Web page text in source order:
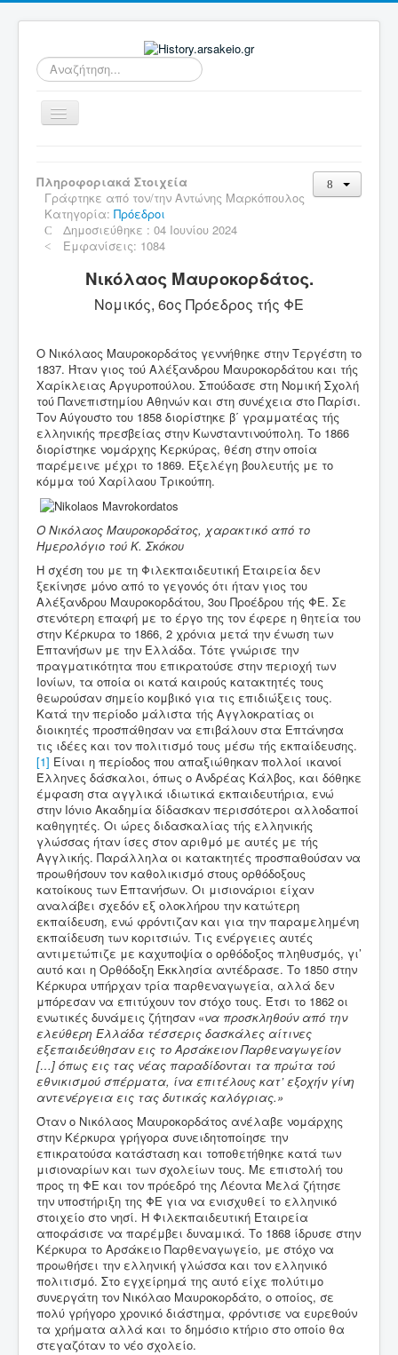
Αναζήτηση...
Εναλλαγή
πλοήγησης
Ιδρυτές - Μέλη
Ευεργέτες
Επικοινωνία Αρσάκη με Φ.Ε.
Ιστορικοί σταθμοί
Σχολεία της Φ.Ε.
Πρόεδροι της Φ.Ε.
Εκπαίδευση στη Φ.Ε.
Αρσακειάδες
Φ.Ε. και 1821
Ιστορικοί χάρτες
Ο Τύπος της εποχής
Εύθυμα & Σοβαρά
arsakeio.gr
Πληροφοριακά Στοιχεία
Γράφτηκε από τον/την Αντώνης Μαρκόπουλος
Κατηγορία: Πρόεδροι
Δημοσιεύθηκε : 04 Ιουνίου 2024
Εμφανίσεις: 1084
Νικόλαος Μαυροκορδάτος.
Νομικός, 6ος Πρόεδρος τής ΦΕ
Ο Νικόλαος Μαυροκορδάτος γεννήθηκε στην Τεργέστη το
1837. Ήταν γιος τού Αλέξανδρου Μαυροκορδάτου και τής
Χαρίκλειας Αργυροπούλου. Σπούδασε στη Νομική Σχολή
τού Πανεπιστημίου Αθηνών και στη συνέχεια στο Παρίσι.
Τον Αύγουστο του 1858 διορίστηκε β΄ γραμματέας τής
ελληνικής πρεσβείας στην Κωνσταντινούπολη. Το 1866
διορίστηκε νομάρχης Κερκύρας, θέση στην οποία
παρέμεινε μέχρι το 1869. Εξελέγη βουλευτής με το
κόμμα τού Χαρίλαου Τρικούπη.
Ο Νικόλαος Μαυροκορδάτος, χαρακτικό από το
Ημερολόγιο τού Κ. Σκόκου
Η σχέση του με τη Φιλεκπαιδευτική Εταιρεία δεν
ξεκίνησε μόνο από το γεγονός ότι ήταν γιος του
Αλέξανδρου Μαυροκορδάτου, 3ου Προέδρου τής ΦΕ. Σε
στενότερη επαφή με το έργο της τον έφερε η θητεία του
στην Κέρκυρα το 1866, 2 χρόνια μετά την ένωση των
Επτανήσων με την Ελλάδα. Τότε γνώρισε την
πραγματικότητα που επικρατούσε στην περιοχή των
Ιονίων, τα οποία οι κατά καιρούς κατακτητές τους
θεωρούσαν σημείο κομβικό για τις επιδιώξεις τους.
Κατά την περίοδο μάλιστα τής Αγγλοκρατίας οι
διοικητές προσπάθησαν να επιβάλουν στα Επτάνησα
τις ιδέες και τον πολιτισμό τους μέσω τής εκπαίδευσης.
[1] Είναι η περίοδος που απαξιώθηκαν πολλοί ικανοί
Έλληνες δάσκαλοι, όπως ο Ανδρέας Κάλβος, και δόθηκε
έμφαση στα αγγλικά ιδιωτικά εκπαιδευτήρια, ενώ
στην Ιόνιο Ακαδημία δίδασκαν περισσότεροι αλλοδαποί
καθηγητές. Οι ώρες διδασκαλίας τής ελληνικής
γλώσσας ήταν ίσες στον αριθμό με αυτές με τής
Αγγλικής. Παράλληλα οι κατακτητές προσπαθούσαν να
προωθήσουν τον καθολικισμό στους ορθόδοξους
κατοίκους των Επτανήσων. Οι μισιονάριοι είχαν
αναλάβει σχεδόν εξ ολοκλήρου την κατώτερη
εκπαίδευση, ενώ φρόντιζαν και για την παραμελημένη
εκπαίδευση των κοριτσιών. Τις ενέργειες αυτές
αντιμετώπιζε με καχυποψία ο ορθόδοξος πληθυσμός, γι’
αυτό και η Ορθόδοξη Εκκλησία αντέδρασε. Το 1850 στην
Κέρκυρα υπήρχαν τρία παρθεναγωγεία, αλλά δεν
μπόρεσαν να επιτύχουν τον στόχο τους. Έτσι το 1862 οι
ενωτικές δυνάμεις ζήτησαν «να προσκληθούν από την
ελεύθερη Ελλάδα τέσσερις δασκάλες αίτινες
εξεπαιδεύθησαν εις το Αρσάκειον Παρθεναγωγείον
[…] όπως εις τας νέας παραδίδονται τα πρώτα τού
εθνικισμού σπέρματα, ίνα επιτέλους κατ’ εξοχήν γίνη
αντενέργεια εις τας δυτικάς καλόγριας.»
Όταν ο Νικόλαος Μαυροκορδάτος ανέλαβε νομάρχης
στην Κέρκυρα γρήγορα συνειδητοποίησε την
επικρατούσα κατάσταση και τοποθετήθηκε κατά των
μισιοναρίων και των σχολείων τους. Με επιστολή του
προς τη ΦΕ και τον πρόεδρό της Λέοντα Μελά ζήτησε
την υποστήριξη της ΦΕ για να ενισχυθεί το ελληνικό
στοιχείο στο νησί. Η Φιλεκπαιδευτική Εταιρεία
αποφάσισε να παρέμβει δυναμικά. Το 1868 ίδρυσε στην
Κέρκυρα το Αρσάκειο Παρθεναγωγείο, με στόχο να
προωθήσει την ελληνική γλώσσα και τον ελληνικό
πολιτισμό. Στο εγχείρημά της αυτό είχε πολύτιμο
συνεργάτη τον Νικόλαο Μαυροκορδάτο, ο οποίος, σε
πολύ γρήγορο χρονικό διάστημα, φρόντισε να ευρεθούν
τα χρήματα αλλά και το δημόσιο κτήριο στο οποίο θα
στεγαζόταν το νέο σχολείο.